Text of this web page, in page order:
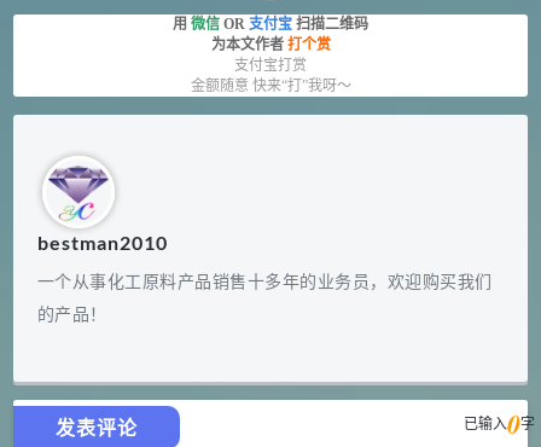
用 微信 OR 支付宝 扫描二维码
为本文作者 打个赏
支付宝打赏
金额随意 快来“打”我呀～
bestman2010
一个从事化工原料产品销售十多年的业务员，欢迎购买我们
的产品！
发表评论 已输入0字